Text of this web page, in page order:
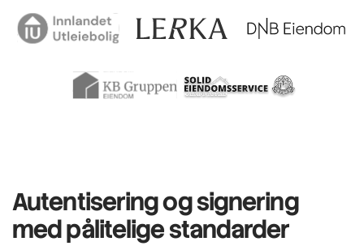
Autentisering og signering
med pålitelige standarder